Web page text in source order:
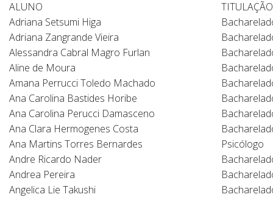
ALUNO
TITULAÇÃO
Adriana Setsumi Higa
Adriana Zangrande Vieira
Alessandra Cabral Magro Furlan
Aline de Moura
Amana Perrucci Toledo Machado
Ana Carolina Bastides Horibe
Ana Carolina Perucci Damasceno
Ana Clara Hermogenes Costa
Ana Martins Torres Bernardes
Psicólogo
Andre Ricardo Nader
Andrea Pereira
Angelica Lie Takushi